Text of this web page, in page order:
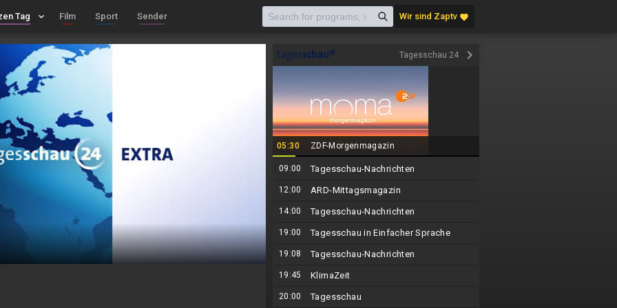
Tag keyboard_arrow_down Film Sport Sender Wir sind Zaptv favorite
Tagesschau 24 keyboard_arrow_right
05:30 ZDF-Morgenmagazin
09:00 Tagesschau-Nachrichten
12:00 ARD-Mittagsmagazin
14:00 Tagesschau-Nachrichten
19:00 Tagesschau in Einfacher Sprache
19:08 Tagesschau-Nachrichten
19:45 KlimaZeit
20:00 Tagesschau